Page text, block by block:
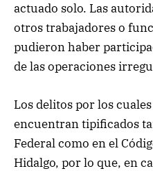
actuado solo. Las
otros trabajadores o
pudieron haber
de las operaciones
Los delitos por los
encuentran tipificados
Federal como en el
Hidalgo, por lo que, en